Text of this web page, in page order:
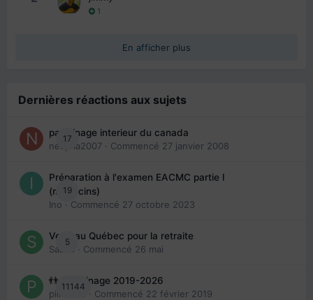
1
En afficher plus
Dernières réactions aux sujets
17
parrainage interieur du canada
nedjma2007 · Commencé 27 janvier 2008
19
Préparation à l'examen EACMC partie I
(médecins)
Ino · Commencé 27 octobre 2023
5
Venir au Québec pour la retraite
Sab74
· Commencé 26 mai
11144
👬 Parrainage 2019-2026
piinoush
· Commencé 22 février 2019